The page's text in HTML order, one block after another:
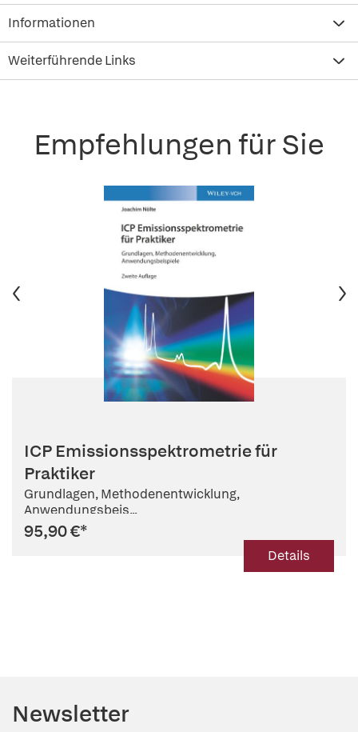
Informationen
Weiterführende Links
Empfehlungen für Sie
ICP Emissionsspektrometrie für
Praktiker
Grundlagen, Methodenentwicklung,
Anwendungsbeis...
95,90 €*
Details
Newsletter